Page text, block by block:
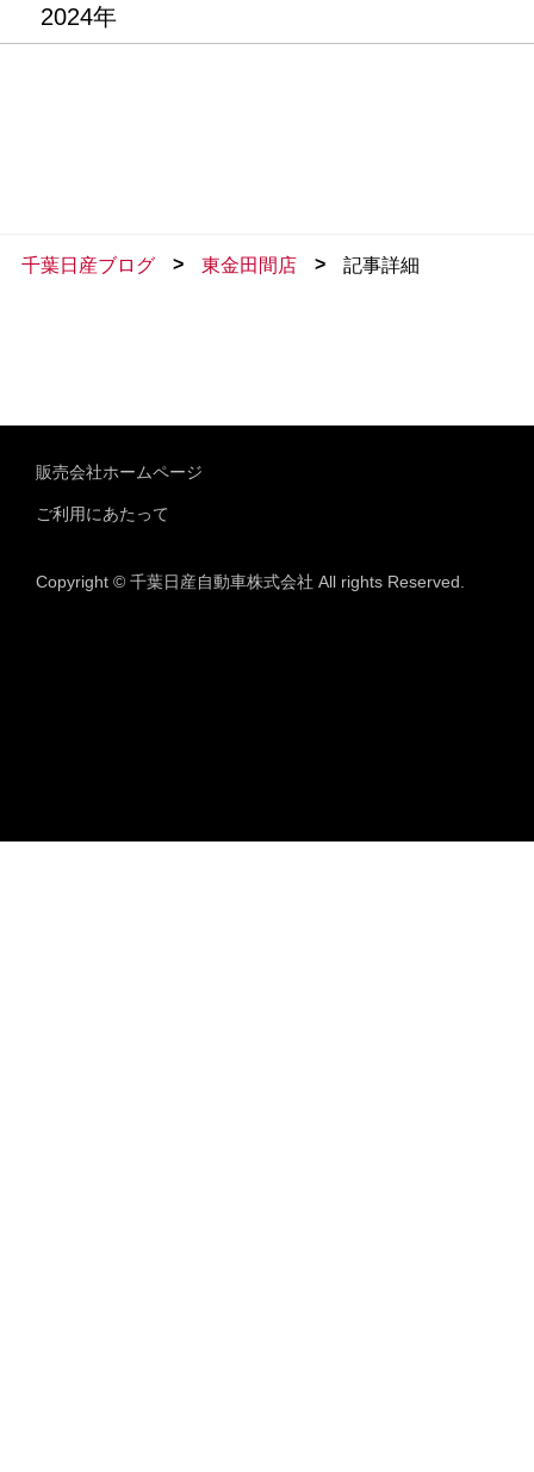
2024年
千葉日産ブログ > 東金田間店 > 記事詳細
販売会社ホームページ
ご利用にあたって
Copyright © 千葉日産自動車株式会社 All rights Reserved.